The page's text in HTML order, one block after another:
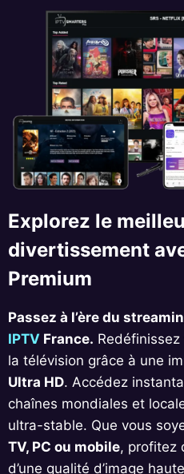
Explorez le
divertissement
Premium
Passez à l’ère du
IPTV France.
la télévision grâce à une
Ultra HD. Accédez
chaînes mondiales et
ultra-stable. Que vous
TV, PC ou mobile, profitez
d’une qualité d’image